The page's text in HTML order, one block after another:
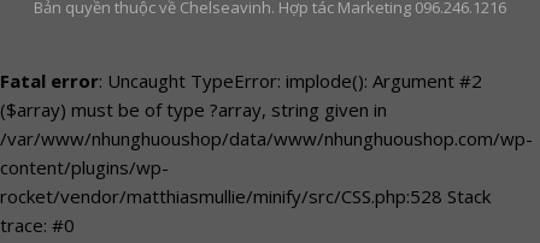
Bản quyền thuộc về Chelseavinh. Hợp tác Marketing 096.246.1216
Fatal error: Uncaught TypeError: implode(): Argument #2
($array) must be of type ?array, string given in
/var/www/nhunghuoushop/data/www/nhunghuoushop.com/wp-
content/plugins/wp-
rocket/vendor/matthiasmullie/minify/src/CSS.php:528 Stack
trace: #0